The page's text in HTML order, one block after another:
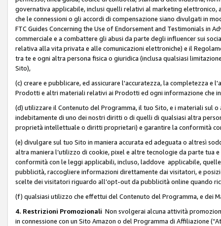
governativa applicabile, inclusi quelli relativi al marketing
che le connessioni o gli accordi di compensazione siano divulgati in
FTC Guides Concerning the Use of Endorsement and Testimonials in
commerciale e a combattere gli abusi da parte degli influencer sui
relativa alla vita privata e alle comunicazioni elettroniche) e il
tra te e ogni altra persona fisica o giuridica (inclusa qualsiasi
Sito),
(c) creare e pubblicare, ed assicurare l'accuratezza, la completezza
Prodotti e altri materiali relativi ai Prodotti ed ogni informazione che
(d) utilizzare il Contenuto del Programma, il tuo Sito, e i materiali sul
indebitamente di uno dei nostri diritti o di quelli di qualsiasi altra
proprietà intellettuale o diritti proprietari) e garantire la conformità
(e) divulgare sul tuo Sito in maniera accurata ed adeguata o altresì
altra maniera l’utilizzo di cookie, pixel e altre tecnologie da parte tua
conformità con le leggi applicabili, incluso, laddove applicabile,
pubblicità, raccogliere informazioni direttamente dai visitatori, e
scelte dei visitatori riguardo all’opt-out da pubblicità online quando
(f) qualsiasi utilizzo che effettui del Contenuto del Programma, e dei
4. Restrizioni Promozionali Non svolgerai alcuna attività
in connessione con un Sito Amazon o del Programma di Affiliazione